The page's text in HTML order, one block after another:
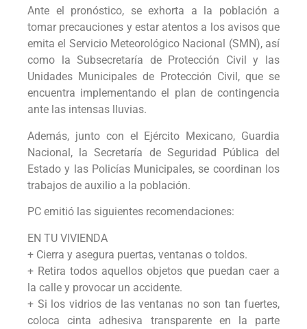
Ante el pronóstico, se exhorta a la población a
tomar precauciones y estar atentos a los avisos que
emita el Servicio Meteorológico Nacional (SMN), así
como la Subsecretaría de Protección Civil y las
Unidades Municipales de Protección Civil, que se
encuentra implementando el plan de contingencia
ante las intensas lluvias.
Además, junto con el Ejército Mexicano, Guardia
Nacional, la Secretaría de Seguridad Pública del
Estado y las Policías Municipales, se coordinan los
trabajos de auxilio a la población.
PC emitió las siguientes recomendaciones:
EN TU VIVIENDA
+ Cierra y asegura puertas, ventanas o toldos.
+ Retira todos aquellos objetos que puedan caer a
la calle y provocar un accidente.
+ Si los vidrios de las ventanas no son tan fuertes,
coloca cinta adhesiva transparente en la parte